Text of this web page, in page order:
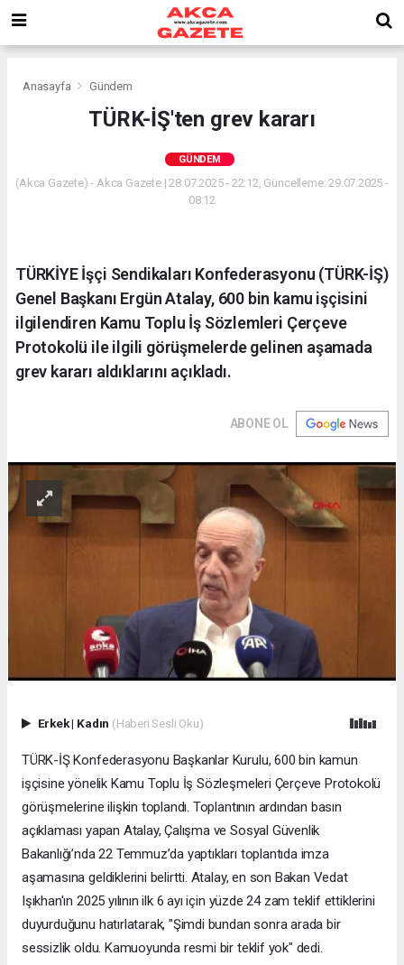
Anasayfa Gündem
TÜRK-İŞ'ten grev kararı
GÜNDEM
(Akca Gazete) - Akca Gazete | 28.07.2025 - 22:12, Güncelleme: 29.07.2025 -
08:12
TÜRKİYE İşçi Sendikaları Konfederasyonu (TÜRK-İŞ)
Genel Başkanı Ergün Atalay, 600 bin kamu işçisini
ilgilendiren Kamu Toplu İş Sözlemleri Çerçeve
Protokolü ile ilgili görüşmelerde gelinen aşamada
grev kararı aldıklarını açıkladı.
ABONE OL
Erkek| Kadın (Haberi Sesli Oku)
TÜRK-İŞ Konfederasyonu Başkanlar Kurulu, 600 bin kamun
işçisine yönelik Kamu Toplu İş Sözleşmeleri Çerçeve Protokolü
görüşmelerine ilişkin toplandı. Toplantının ardından basın
açıklaması yapan Atalay, Çalışma ve Sosyal Güvenlik
Bakanlığı’nda 22 Temmuz’da yaptıkları toplantıda imza
aşamasına geldiklerini belirtti. Atalay, en son Bakan Vedat
Işıkhan'ın 2025 yılının ilk 6 ayı için yüzde 24 zam teklif ettiklerini
duyurduğunu hatırlatarak, "Şimdi bundan sonra arada bir
sessizlik oldu. Kamuoyunda resmi bir teklif yok" dedi.